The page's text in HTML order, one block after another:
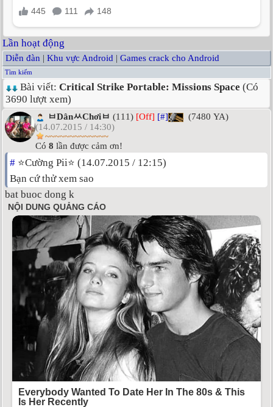
Lần hoạt động
Diễn đàn | Khu vực Android | Games crack cho Android
Tìm kiếm
Bài viết: Critical Strike Portable: Missions Space (Có
3690 lượt xem)
ㅂDânㅆChơiㅂ (111) [Off] [#]
(7480 YA)
(14.07.2015 / 14:30)
~~~~~~~~~~~~~
Có 8 lần được cảm ơn!
# ⭐Cường Pii⭐ (14.07.2015 / 12:15)
Bạn cứ thử xem sao
bat buoc dong k